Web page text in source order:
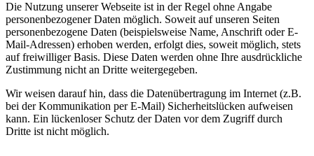
Die Nutzung unserer Webseite ist in der Regel ohne Angabe
personenbezogener Daten möglich. Soweit auf unseren Seiten
personenbezogene Daten (beispielsweise Name, Anschrift oder E-
Mail-Adressen) erhoben werden, erfolgt dies, soweit möglich, stets
auf freiwilliger Basis. Diese Daten werden ohne Ihre ausdrückliche
Zustimmung nicht an Dritte weitergegeben.
Wir weisen darauf hin, dass die Datenübertragung im Internet (z.B.
bei der Kommunikation per E-Mail) Sicherheitslücken aufweisen
kann. Ein lückenloser Schutz der Daten vor dem Zugriff durch
Dritte ist nicht möglich.